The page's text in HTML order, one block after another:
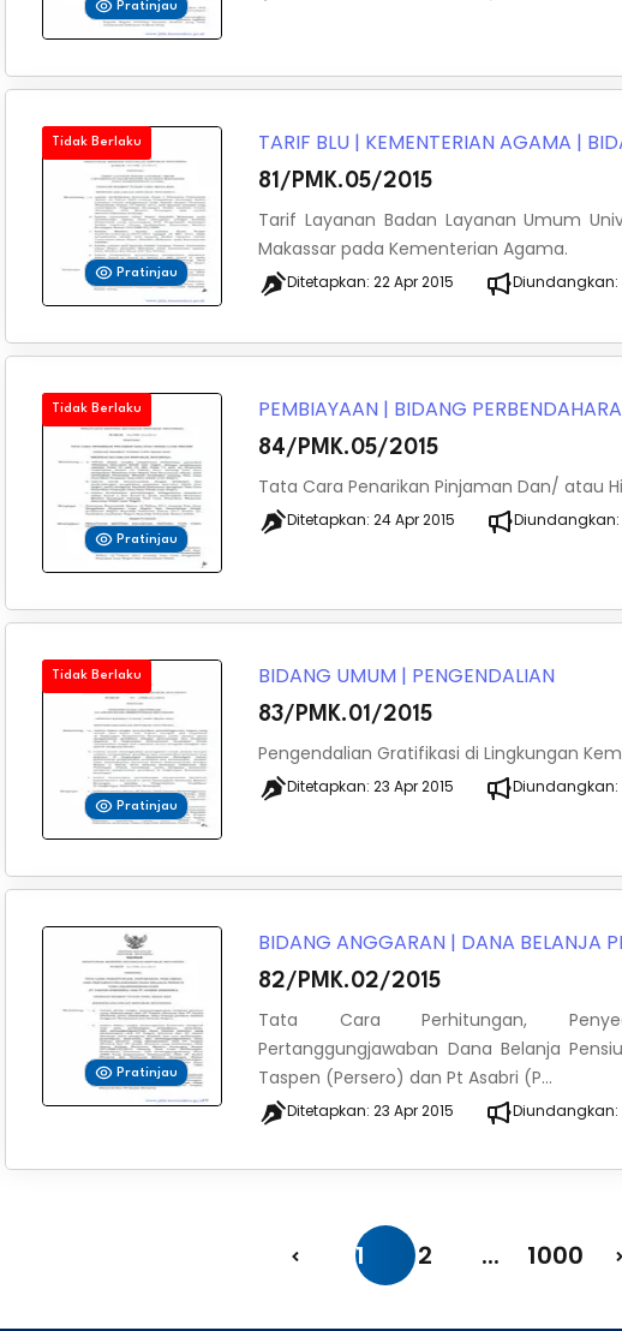
Pratinjau
Tidak Berlaku
Pratinjau
TARIF BLU | KEMENTERIAN AGAMA |
81/PMK.05/2015
Tarif Layanan Badan Layanan Umum
Makassar pada Kementerian Agama.
Ditetapkan:22 Apr 2015 Diundangkan:
Tidak Berlaku
Pratinjau
PEMBIAYAAN | BIDANG
84/PMK.05/2015
Tata Cara Penarikan Pinjaman Dan/ atau
Ditetapkan:24 Apr 2015
Tidak Berlaku
Pratinjau
BIDANG UMUM | PENGENDALIAN
83/PMK.01/2015
Pengendalian Gratifikasi di Lingkungan
Ditetapkan:23 Apr 2015 Diundangkan:
Pratinjau
BIDANG ANGGARAN | DANA BELANJA
82/PMK.02/2015
Tata Cara Perhitungan,
Pertanggungjawaban Dana Belanja
Taspen (Persero) dan Pt Asabri (P...
Ditetapkan:23 Apr 2015 Diundangkan:
1 2 ... 1000